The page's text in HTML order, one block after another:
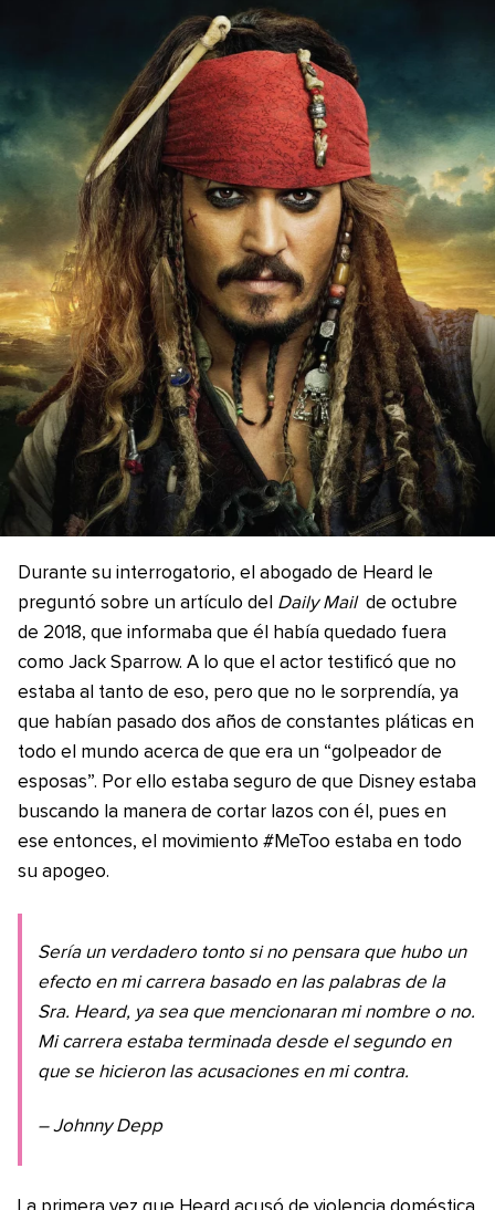
Durante su interrogatorio, el abogado de Heard le
preguntó sobre un artículo del Daily Mail de octubre
de 2018, que informaba que él había quedado fuera
como Jack Sparrow. A lo que el actor testificó que no
estaba al tanto de eso, pero que no le sorprendía, ya
que habían pasado dos años de constantes pláticas en
todo el mundo acerca de que era un “golpeador de
esposas”. Por ello estaba seguro de que Disney estaba
buscando la manera de cortar lazos con él, pues en
ese entonces, el movimiento #MeToo estaba en todo
su apogeo.
Sería un verdadero tonto si no pensara que hubo un
efecto en mi carrera basado en las palabras de la
Sra. Heard, ya sea que mencionaran mi nombre o no.
Mi carrera estaba terminada desde el segundo en
que se hicieron las acusaciones en mi contra.
– Johnny Depp